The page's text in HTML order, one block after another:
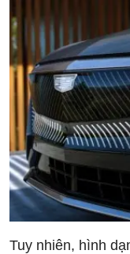
Tuy nhiên, hình